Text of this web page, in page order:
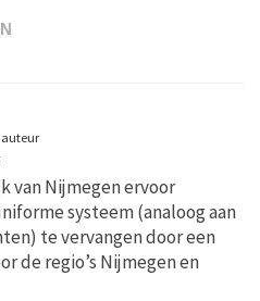
van Nijmegen ervoor
systeem (analoog aan
te vervangen door een
de regio’s Nijmegen en